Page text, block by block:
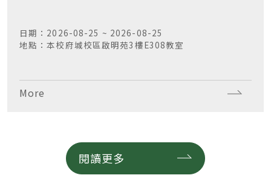
日期：2026-08-25 ~ 2026-08-25
地點：本校府城校區啟明苑3樓E308教室
More
閱讀更多